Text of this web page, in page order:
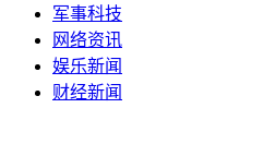
军事科技
网络资讯
娱乐新闻
财经新闻